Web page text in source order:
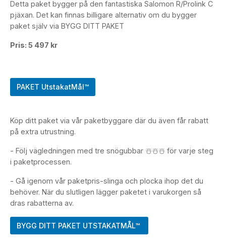
Detta paket bygger på den fantastiska Salomon R/Prolink C
pjäxan. Det kan finnas billigare alternativ om du bygger
paket själv via BYGG DITT PAKET
Pris: 5 497 kr
PAKET UtstakatMål™
Köp ditt paket via vår paketbyggare där du även får rabatt
på extra utrustning.
- Följ vägledningen med tre snögubbar ☃️☃️☃️ för varje steg
i paketprocessen.
- Gå igenom vår paketpris-slinga och plocka ihop det du
behöver. När du slutligen lägger paketet i varukorgen så
dras rabatterna av.
BYGG DITT PAKET UTSTAKATMÅL™